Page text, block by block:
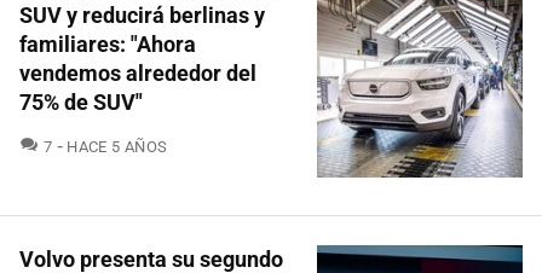
SUV y reducirá berlinas y
familiares: "Ahora
vendemos alrededor del
75% de SUV"
7 COMENTARIOS
HACE 5 AÑOS
Volvo presenta su segundo